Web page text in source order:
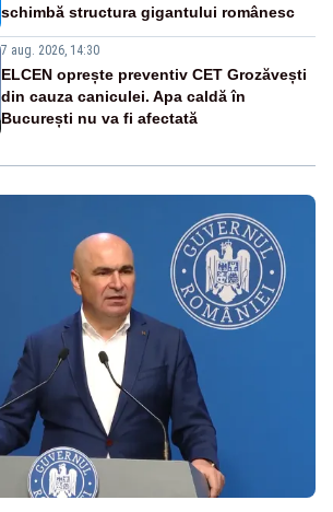
schimbă structura gigantului românesc
7 aug. 2026, 14:30
ELCEN oprește preventiv CET Grozăvești
din cauza caniculei. Apa caldă în
București nu va fi afectată